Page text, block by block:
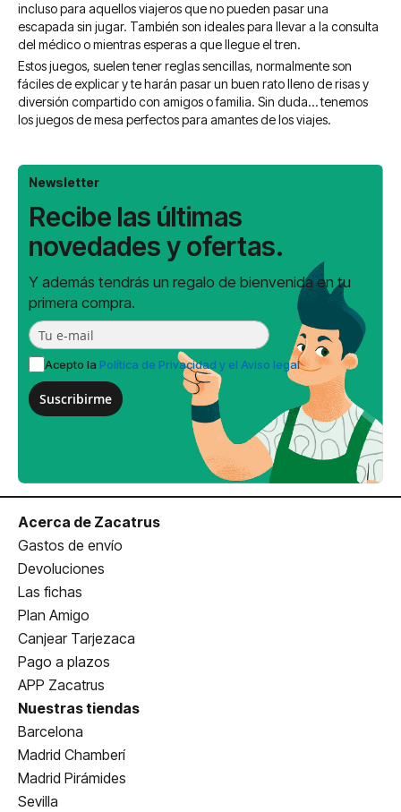
incluso para aquellos viajeros que no pueden pasar una
escapada sin jugar. También son ideales para llevar a la consulta
del médico o mientras esperas a que llegue el tren.
Estos juegos, suelen tener reglas sencillas, normalmente son
fáciles de explicar y te harán pasar un buen rato lleno de risas y
diversión compartido con amigos o familia. Sin duda… tenemos
los juegos de mesa perfectos para amantes de los viajes.
Newsletter
Recibe las últimas
novedades y ofertas.
Y además tendrás un regalo de bienvenida en tu
primera compra.
Acepto la Política de Privacidad y el Aviso legal
Suscribirme
Acerca de Zacatrus
Gastos de envío
Devoluciones
Las fichas
Plan Amigo
Canjear Tarjezaca
Pago a plazos
APP Zacatrus
Nuestras tiendas
Barcelona
Madrid Chamberí
Madrid Pirámides
Sevilla